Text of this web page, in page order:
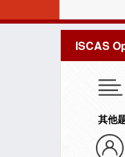
ISCAS
其他